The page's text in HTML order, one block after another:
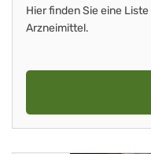
Hier finden Sie eine
Arzneimittel.